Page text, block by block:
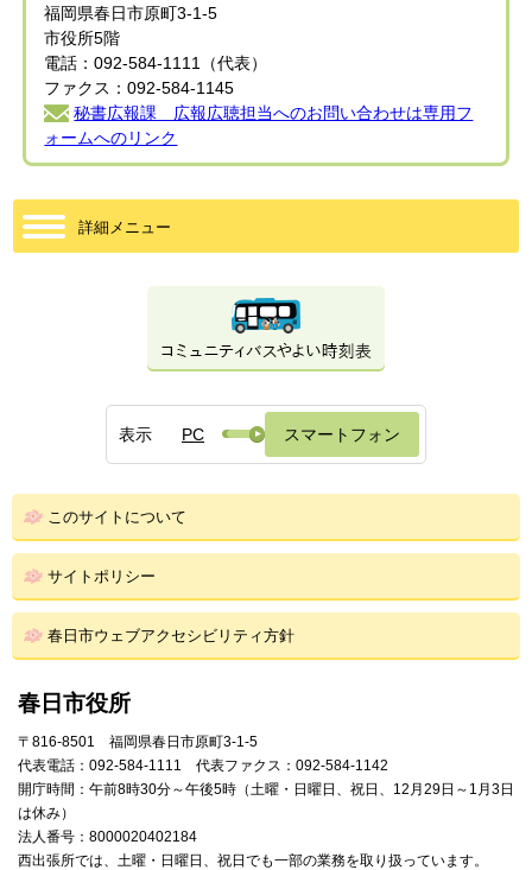
福岡県春日市原町3-1-5
市役所5階
電話：092-584-1111（代表）
ファクス：092-584-1145
秘書広報課 広報広聴担当へのお問い合わせは専用フ
ォームへのリンク
詳細メニュー
表示 PC スマートフォン
このサイトについて
サイトポリシー
春日市ウェブアクセシビリティ方針
春日市役所
〒816-8501 福岡県春日市原町3-1-5
代表電話：092-584-1111 代表ファクス：092-584-1142
開庁時間：午前8時30分～午後5時（土曜・日曜日、祝日、12月29日～1月3日
は休み）
法人番号：8000020402184
西出張所では、土曜・日曜日、祝日でも一部の業務を取り扱っています。